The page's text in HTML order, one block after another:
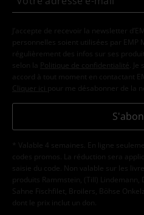
J’accepte de recevoir la newsletter
personnelles soient utilisées par EMP
régulièrement des infos sur ses
selon la
Politique de confidentialité .
accord à tout moment en contactant
Cliquer ici pour me désabonner de la
* Valable 4 semaines. En ligne
codes promos. La réduction sera
saisie du code. Non valable sur les
produits Rammstein, (Till) Lindemann,
Sahne Fischfilet, Broilers, Böhse
dont le prix inclut un don.